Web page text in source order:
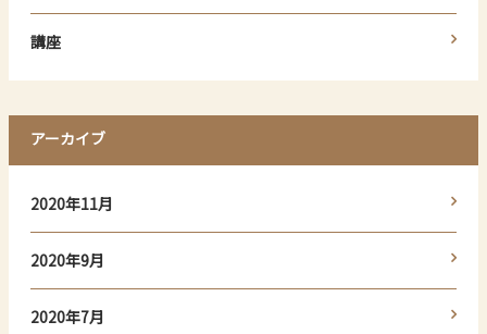
講座
アーカイブ
2020年11月
2020年9月
2020年7月